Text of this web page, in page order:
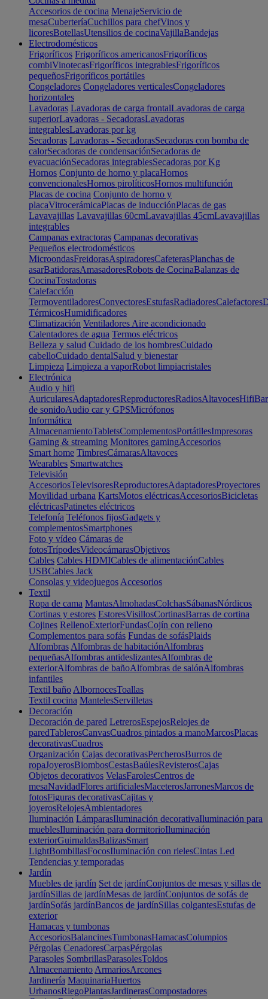
Accesorios de cocina MenajeServicio de
mesaCuberteríaCuchillos para chefVinos y
licoresBotellasUtensilios de cocinaVajillaBandejas
Electrodomésticos
Frigoríficos Frigoríficos americanosFrigoríficos
combiVinotecasFrigoríficos integrablesFrigoríficos
pequeñosFrigoríficos portátiles
Congeladores Congeladores verticalesCongeladores
horizontales
Lavadoras Lavadoras de carga frontalLavadoras de carga
superiorLavadoras - SecadorasLavadoras
integrablesLavadoras por kg
Secadoras Lavadoras - SecadorasSecadoras con bomba de
calorSecadoras de condensaciónSecadoras de
evacuaciónSecadoras integrablesSecadoras por Kg
Hornos Conjunto de horno y placaHornos
convencionalesHornos pirolíticosHornos multifunción
Placas de cocina Conjunto de horno y
placaVitrocerámicaPlacas de inducciónPlacas de gas
Lavavajillas Lavavajillas 60cmLavavajillas 45cmLavavajillas
integrables
Campanas extractoras Campanas decorativas
Pequeños electrodomésticos
MicroondasFreidorasAspiradoresCafeterasPlanchas de
asarBatidorasAmasadoresRobots de CocinaBalanzas de
CocinaTostadoras
Calefacción
TermoventiladoresConvectoresEstufasRadiadoresCalefactores
TérmicosHumidificadores
Climatización Ventiladores Aire acondicionado
Calentadores de agua Termos eléctricos
Belleza y salud Cuidado de los hombresCuidado
cabelloCuidado dentalSalud y bienestar
Limpieza Limpieza a vaporRobot limpiacristales
Electrónica
Audio y hifi
AuricularesAdaptadoresReproductoresRadiosAltavocesHifi
de sonidoAudio car y GPSMicrófonos
Informática
AlmacenamientoTabletsComplementosPortátilesImpresoras
Gaming & streaming Monitores gamingAccesorios
Smart home TimbresCámarasAltavoces
Wearables Smartwatches
Televisión
AccesoriosTelevisoresReproductoresAdaptadoresProyectores
Movilidad urbana KartsMotos eléctricasAccesoriosBicicletas
eléctricasPatinetes eléctricos
Telefonía Teléfonos fijosGadgets y
complementosSmartphones
Foto y vídeo Cámaras de
fotosTrípodesVideocámarasObjetivos
Cables Cables HDMICables de alimentaciónCables
USBCables Jack
Consolas y videojuegos Accesorios
Textil
Ropa de cama MantasAlmohadasColchasSábanasNórdicos
Cortinas y estores EstoresVisillosCortinasBarras de cortina
Cojines RellenoExteriorFundasCojín con relleno
Complementos para sofás Fundas de sofásPlaids
Alfombras Alfombras de habitaciónAlfombras
pequeñasAlfombras antideslizantesAlfombras de
exteriorAlfombras de bañoAlfombras de salónAlfombras
infantiles
Textil baño AlbornocesToallas
Textil cocina MantelesServilletas
Decoración
Decoración de pared LetrerosEspejosRelojes de
paredTablerosCanvasCuadros pintados a manoMarcosPlacas
decorativasCuadros
Organización Cajas decorativasPercherosBurros de
ropaJoyerosBiombosCestasBaúlesRevisterosCajas
Objetos decorativos VelasFarolesCentros de
mesaNavidadFlores artificialesMaceterosJarronesMarcos de
fotosFiguras decorativasCajitas y
joyerosRelojesAmbientadores
Iluminación LámparasIluminación decorativaIluminación para
mueblesIluminación para dormitorioIluminación
exteriorGuirnaldasBalizasSmart
LightBombillasFocosIluminación con rielesCintas Led
Tendencias y temporadas
Jardín
Muebles de jardín Set de jardínConjuntos de mesas y sillas de
jardínSillas de jardínMesas de jardínConjuntos de sofás de
jardínSofás jardínBancos de jardínSillas colgantesEstufas de
exterior
Hamacas y tumbonas
AccesoriosBalancinesTumbonasHamacasColumpios
Pérgolas CenadoresCarpasPérgolas
Parasoles SombrillasParasolesToldos
Almacenamiento ArmariosArcones
Jardinería MaquinariaHuertos
UrbanosRiegoPlantasJardinerasCompostadores